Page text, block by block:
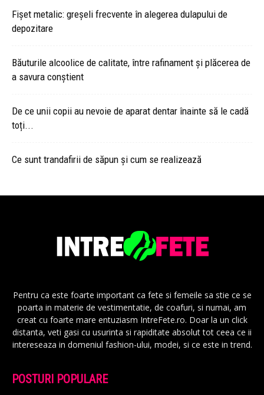
Fișet metalic: greșeli frecvente în alegerea dulapului de
depozitare
Băuturile alcoolice de calitate, între rafinament și plăcerea de
a savura conștient
De ce unii copii au nevoie de aparat dentar înainte să le cadă
toți...
Ce sunt trandafirii de săpun și cum se realizează
Pentru ca este foarte important ca fete si femeile sa stie ce se
poarta in materie de vestimentatie, de coafuri, si numai, am
creat cu foarte mare entuziasm IntreFete.ro. Doar la un click
distanta, veti gasi cu usurinta si rapiditate absolut tot ceea ce ii
intereseaza in domeniul fashion-ului, modei, si ce este in trend.
POSTURI POPULARE